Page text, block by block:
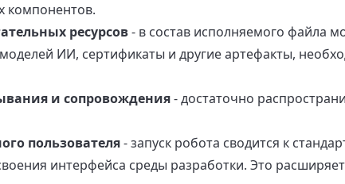
компонентов.
ресурсов- в состав исполняемого файла
ИИ, сертификаты и другие артефакты,
и сопровождения- достаточно
пользователя- запуск робота сводится к
интерфейса среды разработки. Это